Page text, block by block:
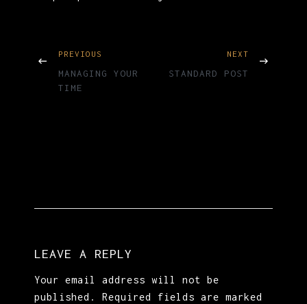
PREVIOUS
MANAGING YOUR
TIME
NEXT
STANDARD POST
LEAVE A REPLY
Your email address will not be
published.
Required fields are marked